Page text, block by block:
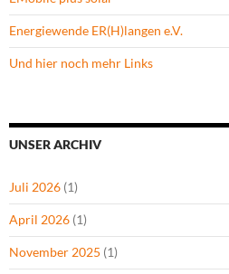
Energiewende ER(H)langen e.V.
Und hier noch mehr Links
UNSER ARCHIV
Juli 2026 (1)
April 2026 (1)
November 2025 (1)